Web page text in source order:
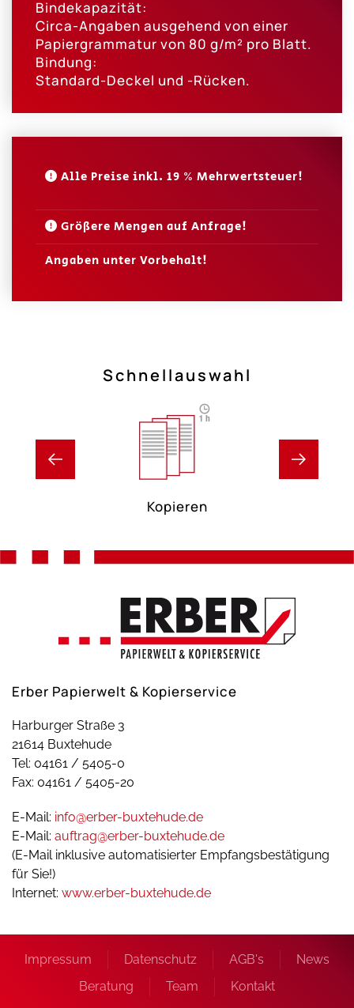
Bindekapazität:
Circa-Angaben ausgehend von einer
Papiergrammatur von 80 g/m² pro Blatt.
Bindung:
Standard-Deckel und -Rücken.
Alle Preise inkl. 19 % Mehrwertsteuer!
Größere Mengen auf Anfrage!
Angaben unter Vorbehalt!
Schnellauswahl
Kopieren
Erber Papierwelt & Kopierservice
Harburger Straße 3
21614 Buxtehude
Tel: 04161 / 5405-0
Fax: 04161 / 5405-20
E-Mail: info@erber-buxtehude.de
E-Mail: auftrag@erber-buxtehude.de
(E-Mail inklusive automatisierter Empfangsbestätigung
für Sie!)
Internet: www.erber-buxtehude.de
Impressum Datenschutz AGB's
News
Beratung
Team Kontakt